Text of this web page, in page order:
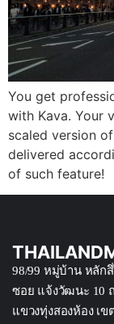
You get
with Kava. Your
scaled version
delivered
of such feature!
98/99 หมู่บ้าน หลัก
ซอย แจ้งวัฒนะ 10
แขวงทุ่งสองห้อง เ